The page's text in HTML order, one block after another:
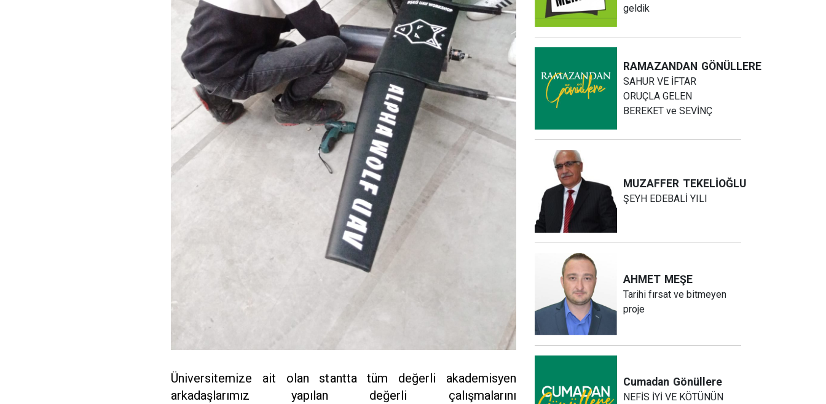
Üniversitemize ait olan stantta tüm değerli akademisyen
arkadaşlarımız yapılan değerli çalışmalarını
geldik
RAMAZANDAN GÖNÜLLERE
SAHUR VE İFTAR
ORUÇLA GELEN
BEREKET ve SEVİNÇ
MUZAFFER TEKELİOĞLU
ŞEYH EDEBALİ YILI
AHMET MEŞE
Tarihi fırsat ve bitmeyen
proje
Cumadan Gönüllere
NEFİS İYİ VE KÖTÜNÜN